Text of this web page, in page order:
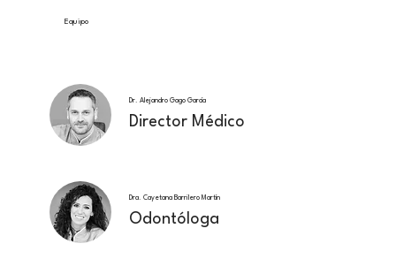
Equipo
Dr. Alejandro Gago García
Director Médico
Dra. Cayetana Barrilero Martín
Odontóloga